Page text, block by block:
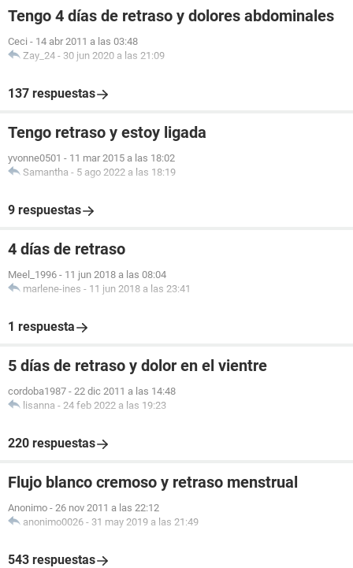
Tengo 4 días de retraso y dolores abdominales
Ceci - 14 abr 2011 a las 03:48
Zay_24 - 30 jun 2020 a las 21:09
137 respuestas
Tengo retraso y estoy ligada
yvonne0501 - 11 mar 2015 a las 18:02
Samantha - 5 ago 2022 a las 18:19
9 respuestas
4 días de retraso
Meel_1996 - 11 jun 2018 a las 08:04
marlene-ines - 11 jun 2018 a las 23:41
1 respuesta
5 días de retraso y dolor en el vientre
cordoba1987 - 22 dic 2011 a las 14:48
lisanna - 24 feb 2022 a las 19:23
220 respuestas
Flujo blanco cremoso y retraso menstrual
Anonimo - 26 nov 2011 a las 22:12
anonimo0026 - 31 may 2019 a las 21:49
543 respuestas